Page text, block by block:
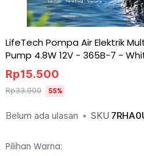
LifeTech Pompa Air Elektrik
Pump 4.8W 12V - 365B-7 -
Belum ada ulasan • SKU
Rp15.500
Rp33.900 55%
Pilihan Warna: